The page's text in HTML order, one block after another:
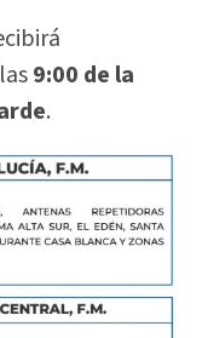
9:00 de la
.